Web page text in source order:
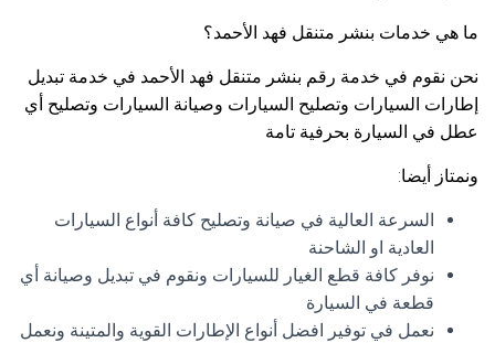
ما هي خدمات بنشر متنقل فهد الأحمد؟
نحن نقوم في خدمة رقم بنشر متنقل فهد الأحمد في خدمة تبديل
إطارات السيارات وتصليح السيارات وصيانة السيارات وتصليح أي
عطل في السيارة بحرفية تامة
ونمتاز أيضا:
السرعة العالية في صيانة وتصليح كافة أنواع السيارات
العادية او الشاحنة
نوفر كافة قطع الغيار للسيارات ونقوم في تبديل وصيانة أي
قطعة في السيارة
نعمل في توفير افضل أنواع الإطارات القوية والمتينة ونعمل